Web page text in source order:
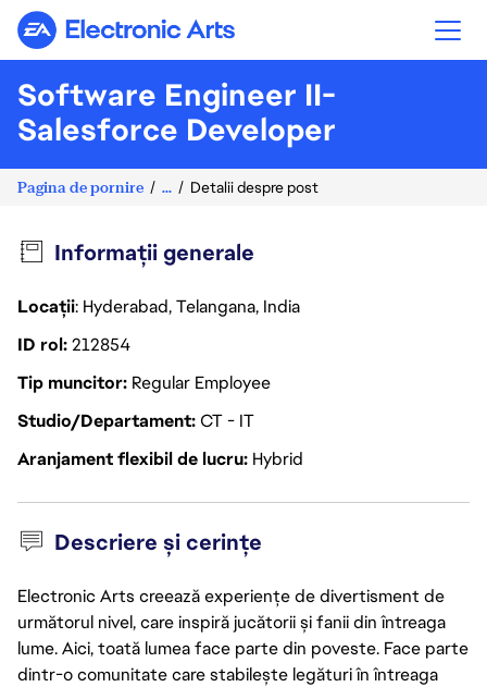
Electronic Arts
Software Engineer II-
Salesforce Developer
Pagina de pornire ... Detalii despre post
Informații generale
Locații: Hyderabad, Telangana, India
ID rol212854
Tip muncitor Regular Employee
Studio/DepartamentCT - IT
Aranjament flexibil de lucru Hybrid
Descriere și cerințe
Electronic Arts creează experiențe de divertisment de
următorul nivel, care inspiră jucătorii și fanii din întreaga
lume. Aici, toată lumea face parte din poveste. Face parte
dintr-o comunitate care stabilește legături în întreaga